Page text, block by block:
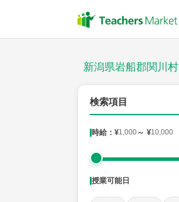
新潟県岩船郡関川
検索項目
時給：¥1,000～ ¥10,000
授業可能日
授業スタイル